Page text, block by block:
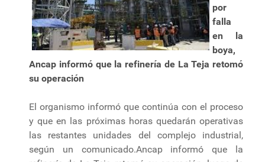
por
falla
en la
boya,
Ancap informó que la refinería de La Teja retomó
su operación
El organismo informó que continúa con el proceso
y que en las próximas horas quedarán operativas
las restantes unidades del complejo industrial,
según un comunicado.Ancap informó que la